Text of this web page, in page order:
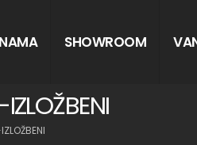
SHOWROOM